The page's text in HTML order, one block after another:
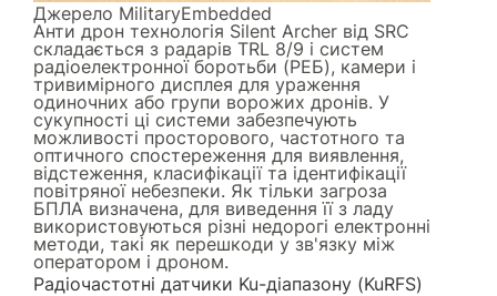
Джерело MilitaryEmbedded
Анти дрон технологія Silent Archer від SRC
складається з радарів TRL 8/9 і систем
радіоелектронної боротьби (РЕБ), камери і
тривимірного дисплея для ураження
одиночних або групи ворожих дронів. У
сукупності ці системи забезпечують
можливості просторового, частотного та
оптичного спостереження для виявлення,
відстеження, класифікації та ідентифікації
повітряної небезпеки. Як тільки загроза
БПЛА визначена, для виведення її з ладу
використовуються різні недорогі електронні
методи, такі як перешкоди у зв'язку між
оператором і дроном.
Радіочастотні датчики Ku-діапазону (KuRFS)